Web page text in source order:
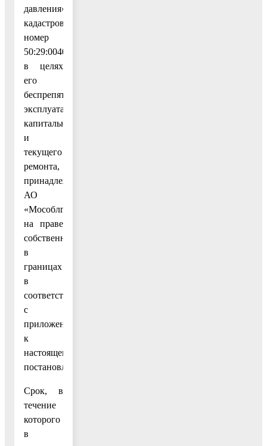
давления»,
кадастровый
номер
50:29:0040606:277,
в целях
его
беспрепятственной
эксплуатации,
капитального
и
текущего
ремонта,
принадлежащего
АО
«Мособлгаз»
на праве
собственности,
в
границах
в
соответствии
с
приложением
к
настоящему
постановлению.
Срок, в
течение
которого
в